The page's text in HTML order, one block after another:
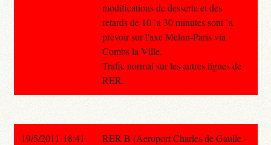
modifications de desserte et des
retards de 10 `a 30 minutes sont `a
prevoir sur l'axe Melun-Paris via
Combs la Ville.
Trafic normal sur les autres lignes de
RER.
19/5/2011 18:41
RER B (Aeroport Charles de Gaulle -